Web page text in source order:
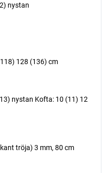
nystan
128 (136) cm
nystan Kofta: 10 (11) 12
tröja) 3 mm, 80 cm